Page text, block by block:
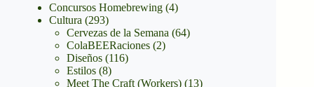
Concursos Homebrewing (4)
Cultura (293)
Cervezas de la Semana (64)
ColaBEERaciones (2)
Diseños (116)
Estilos (8)
Meet The Craft (Workers) (13)